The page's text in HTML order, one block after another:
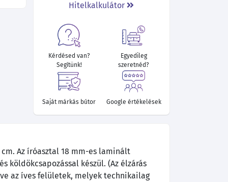
Hitelkalkulátor
Kérdésed van?
Segítünk!
Egyedileg
szeretnéd?
Saját márkás bútor Google értékelések
Az íróasztal 18 mm-es laminált
köldökcsapozással készül. (Az élzárás
az íves felületek, melyek technikailag